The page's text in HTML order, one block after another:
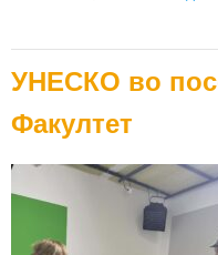
УНЕСКО во
Факултет